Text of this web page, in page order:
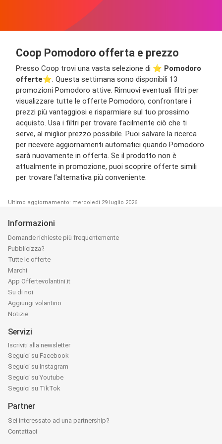
Coop Pomodoro offerta e prezzo
Presso Coop trovi una vasta selezione di ⭐️ Pomodoro
offerte⭐️. Questa settimana sono disponibili 13
promozioni Pomodoro attive. Rimuovi eventuali filtri per
visualizzare tutte le offerte Pomodoro, confrontare i
prezzi più vantaggiosi e risparmiare sul tuo prossimo
acquisto. Usa i filtri per trovare facilmente ciò che ti
serve, al miglior prezzo possibile. Puoi salvare la ricerca
per ricevere aggiornamenti automatici quando Pomodoro
sarà nuovamente in offerta. Se il prodotto non è
attualmente in promozione, puoi scoprire offerte simili
per trovare l’alternativa più conveniente.
Ultimo aggiornamento: mercoledì 29 luglio 2026
Informazioni
Domande richieste più frequentemente
Pubblicizza?
Tutte le offerte
Marchi
App Offertevolantini.it
Su di noi
Aggiungi volantino
Notizie
Servizi
Iscriviti alla newsletter
Seguici su Facebook
Seguici su Instagram
Seguici su Youtube
Seguici su TikTok
Partner
Sei interessato ad una partnership?
Contattaci